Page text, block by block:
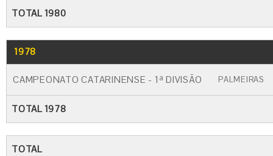
TOTAL 1980
1978
CAMPEONATO CATARINENSE - 1ª DIVISÃO PALMEIRAS
TOTAL 1978
TOTAL